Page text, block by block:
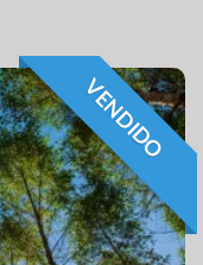
VENDIDO
VENDIDO